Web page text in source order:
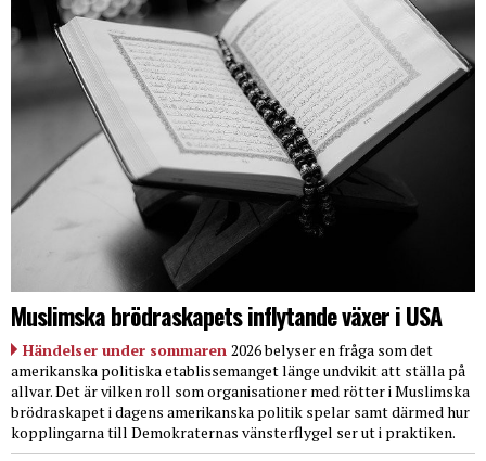
Muslimska brödraskapets inflytande växer i USA
Händelser under sommaren 2026 belyser en fråga som det
amerikanska politiska etablissemanget länge undvikit att ställa på
allvar. Det är vilken roll som organisationer med rötter i Muslimska
brödraskapet i dagens amerikanska politik spelar samt därmed hur
kopplingarna till Demokraternas vänsterflygel ser ut i praktiken.